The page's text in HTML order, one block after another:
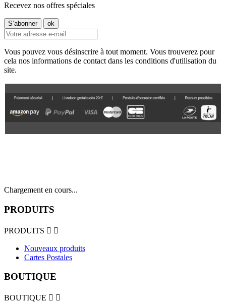
Recevez nos offres spéciales
Vous pouvez vous désinscrire à tout moment. Vous trouverez pour
cela nos informations de contact dans les conditions d'utilisation du
site.
Chargement en cours...
PRODUITS
PRODUITS  
Nouveaux produits
Cartes Postales
BOUTIQUE
BOUTIQUE  